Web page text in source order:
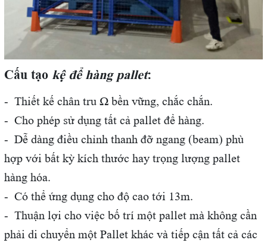
Cấu tạo kệ để hàng pallet:
- Thiết kế chân tru Ω bền vững, chắc chắn.
- Cho phép sử dụng tất cả pallet để hàng.
- Dễ dàng điều chỉnh thanh đỡ ngang (beam) phù
hợp với bất kỳ kích thước hay trọng lượng pallet
hàng hóa.
- Có thể ứng dụng cho độ cao tới 13m.
- Thuận lợi cho việc bố trí một pallet mà không cần
phải di chuyển một Pallet khác và tiếp cận tất cả các